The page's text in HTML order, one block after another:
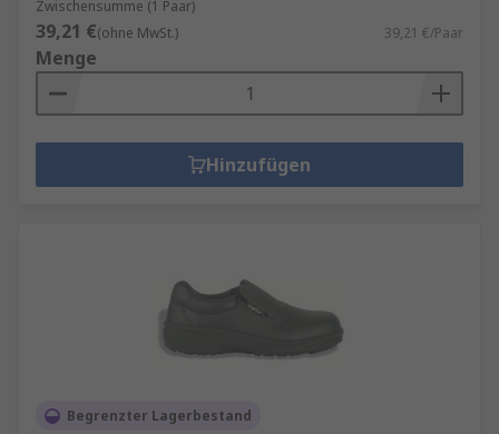
Zwischensumme (1 Paar)
39,21 €(ohne MwSt.) 39,21 €/Paar
Menge
Hinzufügen
Begrenzter Lagerbestand